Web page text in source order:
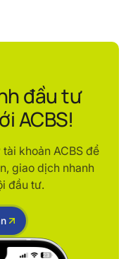
đầu tư
ACBS!
khoản ACBS để
giao dịch nhanh
đầu tư.